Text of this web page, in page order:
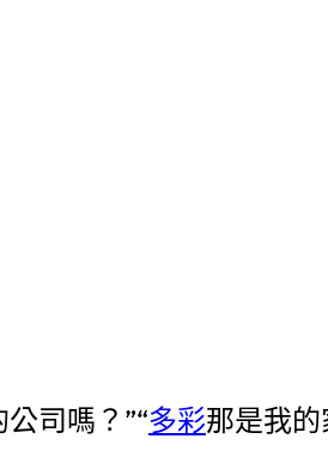
司嗎？”“多彩那是我的